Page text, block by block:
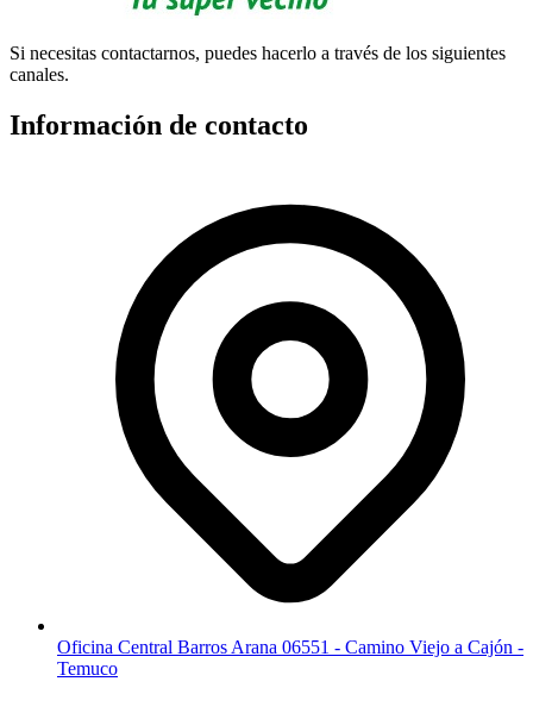
Si necesitas contactarnos, puedes hacerlo a través de los siguientes
canales.
Información de contacto
Oficina Central Barros Arana 06551 - Camino Viejo a Cajón -
Temuco